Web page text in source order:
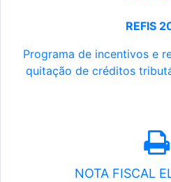
REFIS
Programa de incentivos e
quitação de créditos
NOTA FISCAL